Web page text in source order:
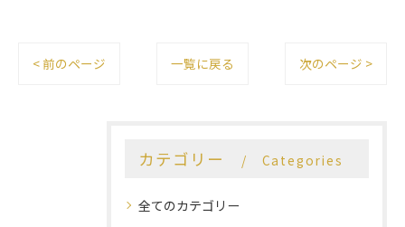
< 前のページ 一覧に戻る 次のページ >
カテゴリー Categories
全てのカテゴリー